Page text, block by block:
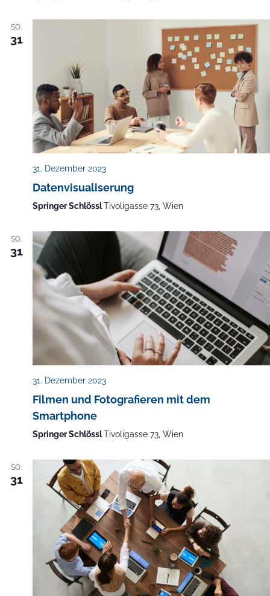
SO.
31
31. Dezember 2023
Datenvisualiserung
Springer SchlösslTivoligasse 73, Wien
SO.
31
31. Dezember 2023
Filmen und Fotografieren mit dem
Smartphone
Springer SchlösslTivoligasse 73, Wien
SO.
31